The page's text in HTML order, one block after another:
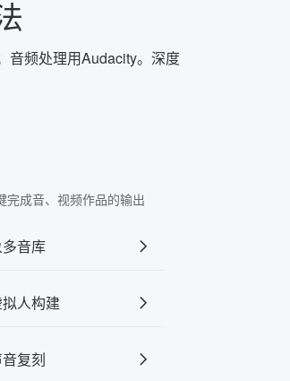
音频处理用Audacity。深度
完成音、视频作品的输出
音库
人构建
复刻